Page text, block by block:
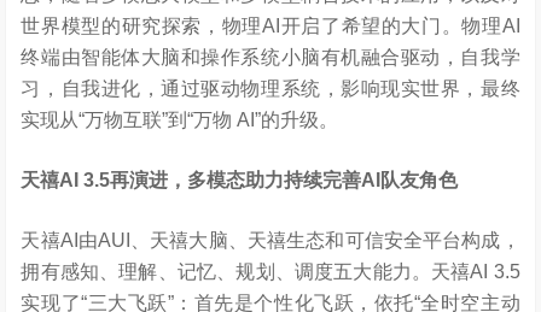
世界模型的研究探索，物理AI开启了希望的大门。物理AI
终端由智能体大脑和操作系统小脑有机融合驱动，自我学
习，自我进化，通过驱动物理系统，影响现实世界，最终
实现从“万物互联”到“万物 AI”的升级。
天禧AI 3.5再演进，多模态助力持续完善AI 队友角色
天禧AI由AUI、天禧大脑、天禧生态和可信安全平台构成，
拥有感知、理解、记忆、规划、调度五大能力。天禧AI 3.5
实现了“三大飞跃”：首先是个性化飞跃，依托“全时空主动